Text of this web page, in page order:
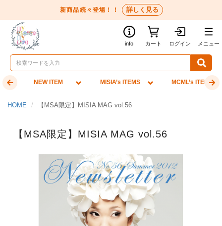
新商品続々登場！！ 詳しく見る
info カート ログイン メニュー
NEW ITEM MISIA’s ITEMS MCML’s ITEMS
HOME 【MSA限定】MISIA MAG vol.56
【MSA限定】MISIA MAG vol.56